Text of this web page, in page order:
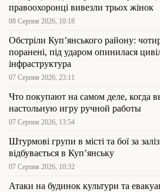
правоохоронці вивезли трьох жінок
08 Серпня 2026, 10:18
Обстріли Куп’янського району:
поранені, під ударом опинилася
інфраструктура
07 Серпня 2026, 23:11
Что покупают на самом деле, когда
настольную игру ручной работы
07 Серпня 2026, 13:54
Штурмові групи в місті та бої за
відбувається в Куп’янську
07 Серпня 2026, 10:32
Атаки на будинок культури та